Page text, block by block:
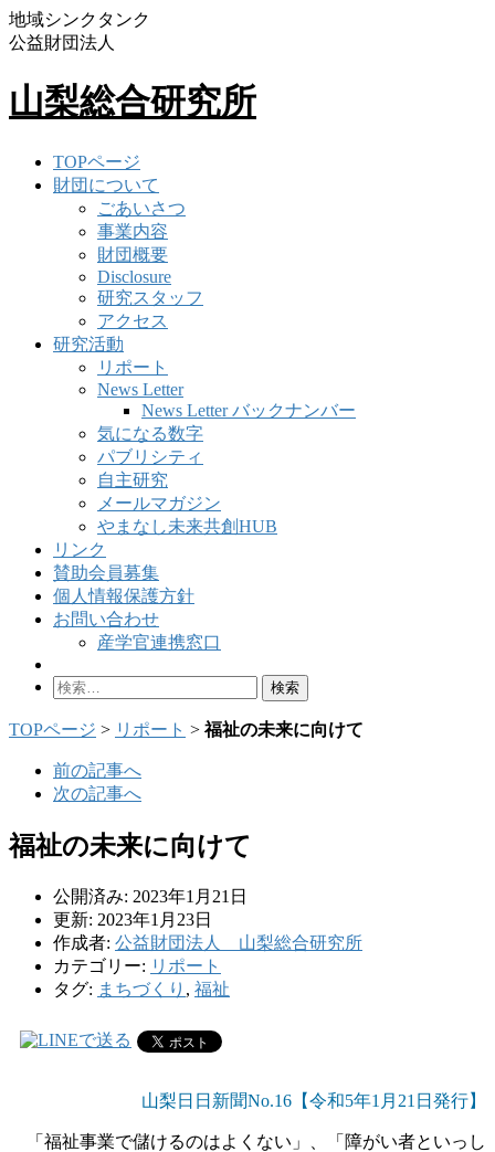
地域シンクタンク
公益財団法人
山梨総合研究所
TOPページ
財団について
ごあいさつ
事業内容
財団概要
Disclosure
研究スタッフ
アクセス
研究活動
リポート
News Letter
News Letter バックナンバー
気になる数字
パブリシティ
自主研究
メールマガジン
やまなし未来共創HUB
リンク
賛助会員募集
個人情報保護方針
お問い合わせ
産学官連携窓口
検
TOPページ > リポート >福祉の未来に向けて
前の記事へ
次の記事へ
福祉の未来に向けて
公開済み: 2023年1月21日
更新: 2023年1月23日
作成者: 公益財団法人 山梨総合研究所
カテゴリー: リポート
タグ: まちづくり , 福祉
山梨日日新聞No.16【令和5年1 月21日発行】
「福祉事業で儲けるのはよくない」、「障がい者といっし